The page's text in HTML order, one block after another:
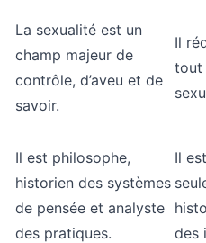
La sexualité est un
champ majeur de
contrôle, d’aveu et de
savoir.
Il
tout
Il est philosophe,
historien des systèmes
de pensée et analyste
des pratiques.
Il est
des